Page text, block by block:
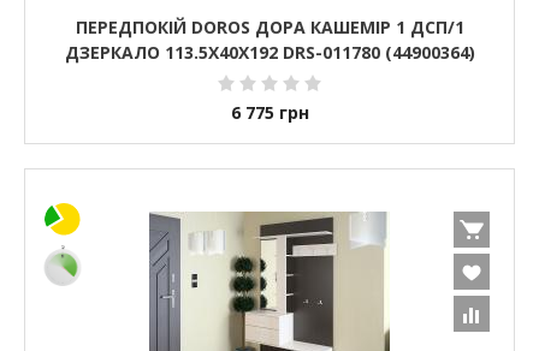
ПЕРЕДПОКІЙ DOROS ДОРА КАШЕМІР 1 ДСП/1
ДЗЕРКАЛО 113.5Х40Х192 DRS-011780 (44900364)
6 775 грн